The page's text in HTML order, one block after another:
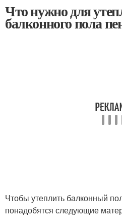
Что нужно для
балконного пола
Чтобы утеплить балконный
понадобятся следующие